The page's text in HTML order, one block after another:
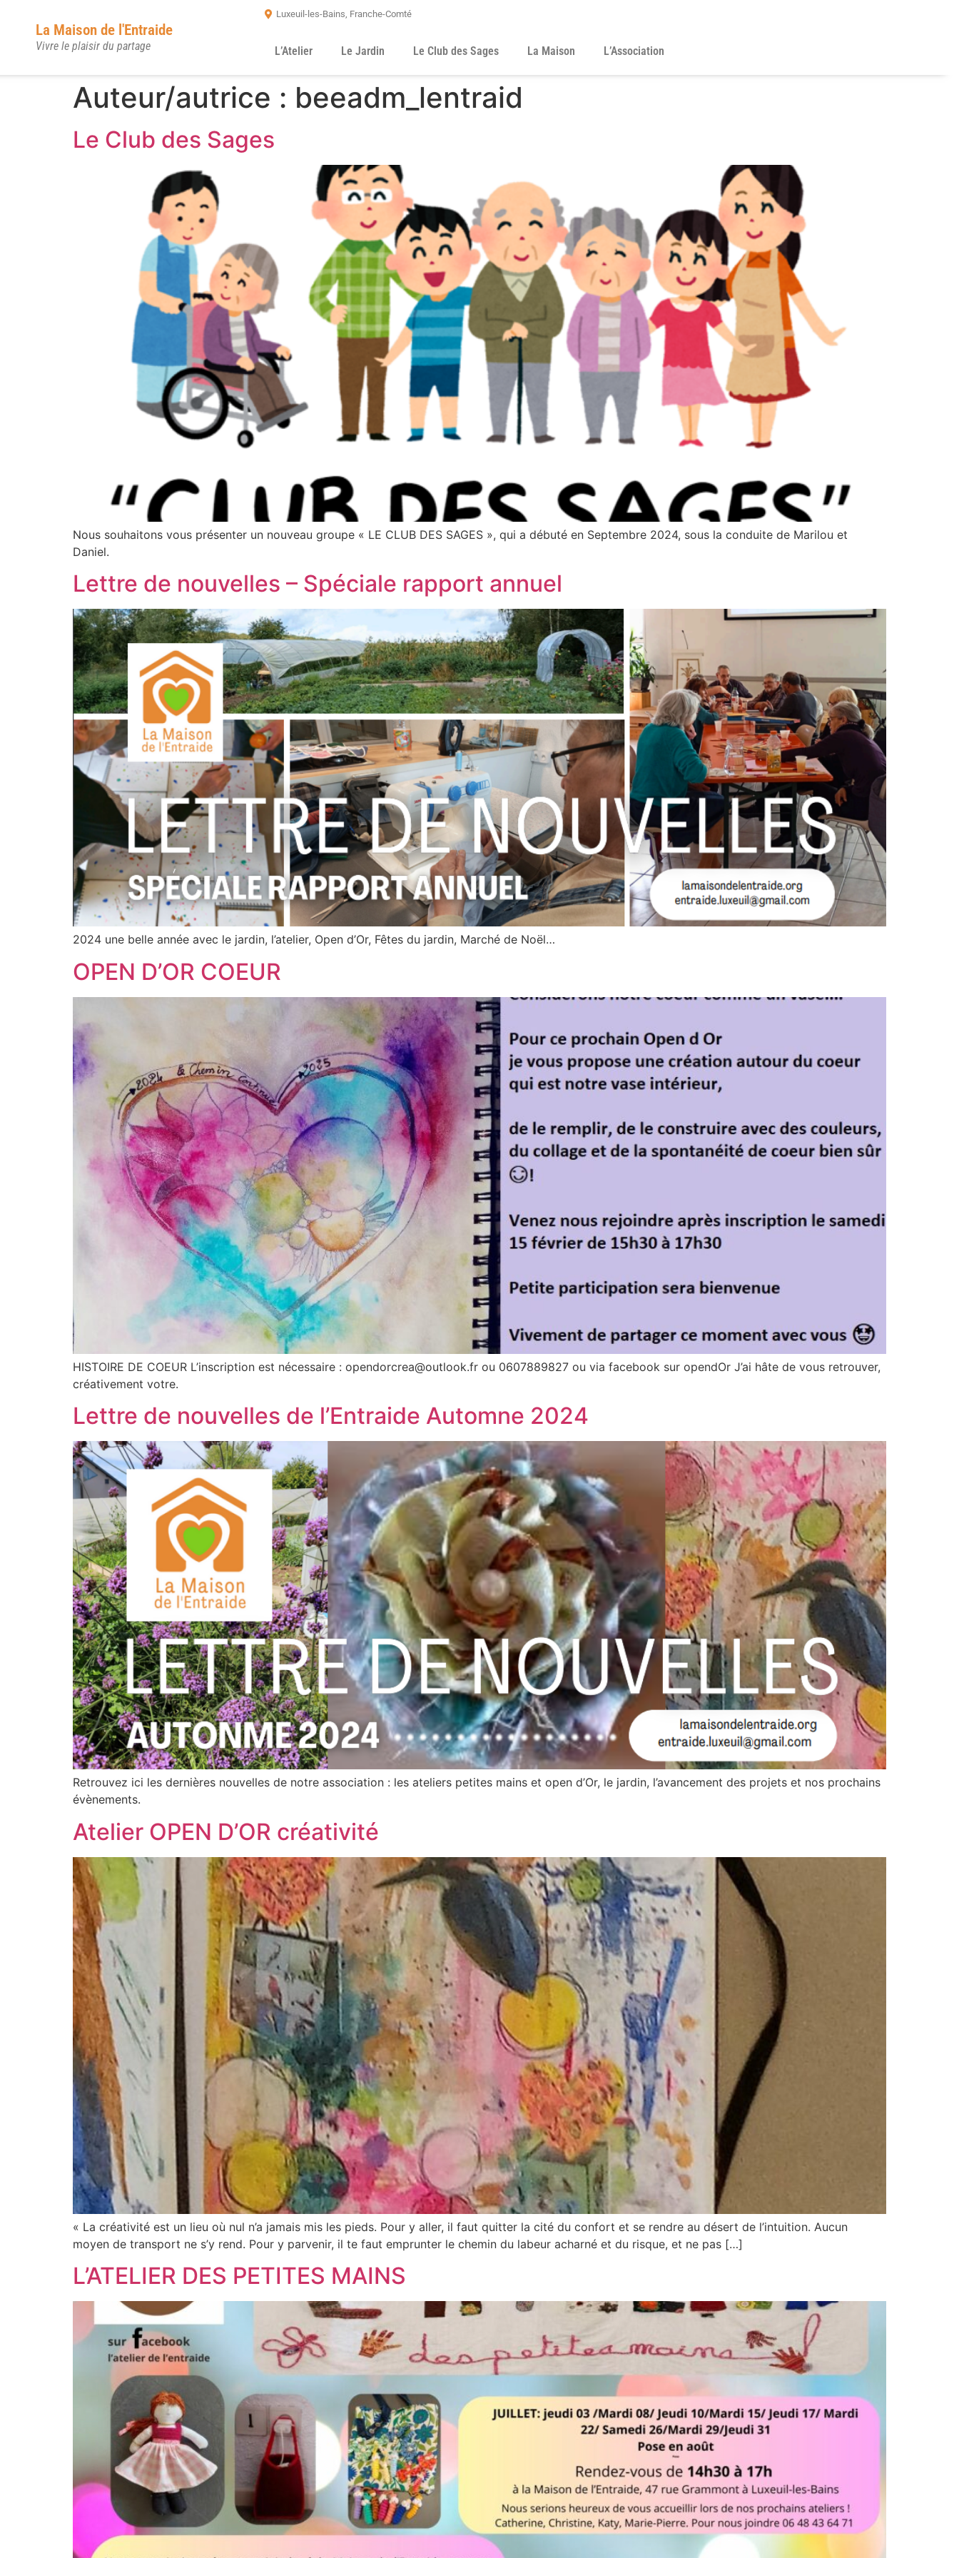
La Maison de l'Entraide
Vivre le plaisir du partage
Luxeuil-les-Bains, Franche-Comté
L’Atelier Le Jardin Le Club des Sages La Maison L’Association
Auteur/autrice : beeadm_lentraid
Le Club des Sages
Nous souhaitons vous présenter un nouveau groupe « LE CLUB DES SAGES », qui a débuté en Septembre 2024, sous la conduite de Marilou et
Daniel.
Lettre de nouvelles – Spéciale rapport annuel
2024 une belle année avec le jardin, l’atelier, Open d’Or, Fêtes du jardin, Marché de Noël…
OPEN D’OR COEUR
HISTOIRE DE COEUR L’inscription est nécessaire : opendorcrea@outlook.fr ou 0607889827 ou via facebook sur opendOr J’ai hâte de vous retrouver,
créativement votre.
Lettre de nouvelles de l’Entraide Automne 2024
Retrouvez ici les dernières nouvelles de notre association : les ateliers petites mains et open d’Or, le jardin, l’avancement des projets et nos prochains
évènements.
Atelier OPEN D’OR créativité
« La créativité est un lieu où nul n’a jamais mis les pieds. Pour y aller, il faut quitter la cité du confort et se rendre au désert de l’intuition. Aucun
moyen de transport ne s’y rend. Pour y parvenir, il te faut emprunter le chemin du labeur acharné et du risque, et ne pas […]
L’ATELIER DES PETITES MAINS